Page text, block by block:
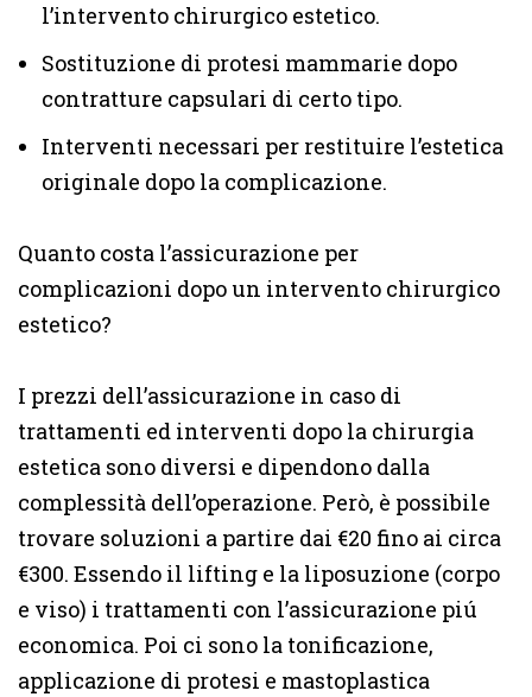
l’intervento chirurgico estetico.
Sostituzione di protesi mammarie dopo
contratture capsulari di certo tipo.
Interventi necessari per restituire l’estetica
originale dopo la complicazione.
Quanto costa l’assicurazione per
complicazioni dopo un intervento chirurgico
estetico?
I prezzi dell’assicurazione in caso di
trattamenti ed interventi dopo la chirurgia
estetica sono diversi e dipendono dalla
complessità dell’operazione. Però, è possibile
trovare soluzioni a partire dai €20 fino ai circa
€300. Essendo il lifting e la liposuzione (corpo
e viso) i trattamenti con l’assicurazione piú
economica. Poi ci sono la tonificazione,
applicazione di protesi e mastoplastica